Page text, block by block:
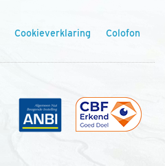
Cookieverklaring Colofon